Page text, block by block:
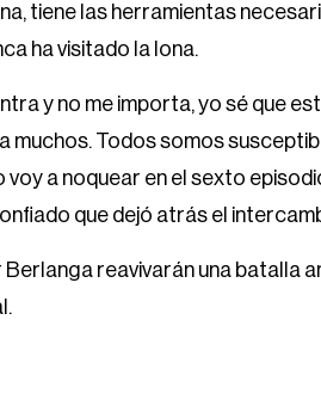
tiene las herramientas
ha visitado la lona.
y no me importa, yo sé que
muchos. Todos somos
voy a noquear en el sexto
que dejó atrás el
Berlanga reavivarán una